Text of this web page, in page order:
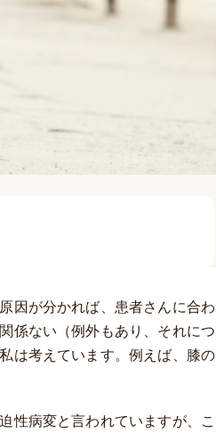
因が分かれば、患者さんに合わ
係ない（例外もあり、それにつ
は考えています。例えば、膝の
性病変と言われていますが、こ